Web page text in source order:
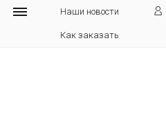
Наши новости
Как заказать